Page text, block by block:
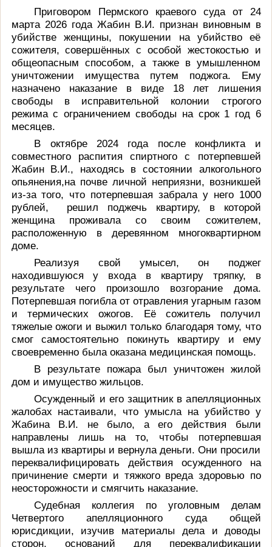
Приговором Пермского краевого суда от 24
марта 2026 года Жабин В.И. признан виновным в
убийстве женщины, покушении на убийство её
сожителя, совершённых с особой жестокостью и
общеопасным способом, а также в умышленном
уничтожении имущества путем поджога. Ему
назначено наказание в виде 18 лет лишения
свободы в исправительной колонии строгого
режима с ограничением свободы на срок 1 год 6
месяцев.
В октябре 2024 года после конфликта и
совместного распития спиртного с потерпевшей
Жабин В.И., находясь в состоянии алкогольного
опьянения,на почве личной неприязни, возникшей
из-за того, что потерпевшая забрала у него 1000
рублей, решил поджечь квартиру, в которой
женщина проживала со своим сожителем,
расположенную в деревянном многоквартирном
доме.
Реализуя свой умысел, он поджег
находившуюся у входа в квартиру тряпку, в
результате чего произошло возгорание дома.
Потерпевшая погибла от отравления угарным газом
и термических ожогов. Её сожитель получил
тяжелые ожоги и выжил только благодаря тому, что
смог самостоятельно покинуть квартиру и ему
своевременно была оказана медицинская помощь.
В результате пожара был уничтожен жилой
дом и имущество жильцов.
Осужденный и его защитник в апелляционных
жалобах настаивали, что умысла на убийство у
Жабина В.И. не было, а его действия были
направлены лишь на то, чтобы потерпевшая
вышла из квартиры и вернула деньги. Они просили
переквалифицировать действия осужденного на
причинение смерти и тяжкого вреда здоровью по
неосторожности и смягчить наказание.
Судебная коллегия по уголовным делам
Четвертого апелляционного суда общей
юрисдикции, изучив материалы дела и доводы
сторон, оснований для переквалификации